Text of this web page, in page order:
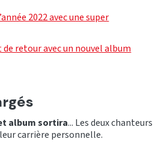
2022 avec une super
de retour avec un nouvel album
album sortira... Les deux chanteurs
carrière personnelle.